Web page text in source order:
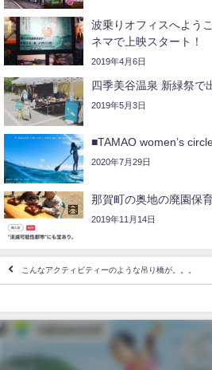
波乗りオフィスへよう
ネマで上映スタート！
2019年4月6日
四季美谷温泉 新緑祭で
2019年5月3日
■TAMAO women’s
2020年7月29日
那賀町の奥地の廃園保
2019年11月14日
こんなアクティビティーのような吊り橋が。。。